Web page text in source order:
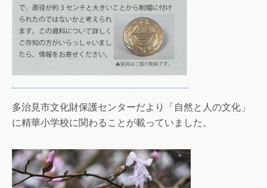
多治見市文化財保護センターだより「自然と人の文化」
に精華小学校に関わることが載っていました。